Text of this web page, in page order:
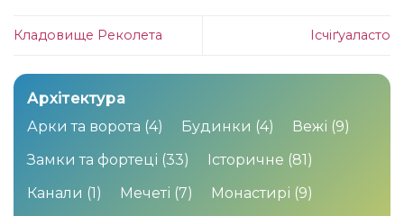
Кладовище Реколета Ісчіґуаласто
Архітектура
Арки та ворота (4) Будинки (4) Вежі (9)
Замки та фортеці (33) Історичне (81)
Канали (1) Мечеті (7) Монастирі (9)